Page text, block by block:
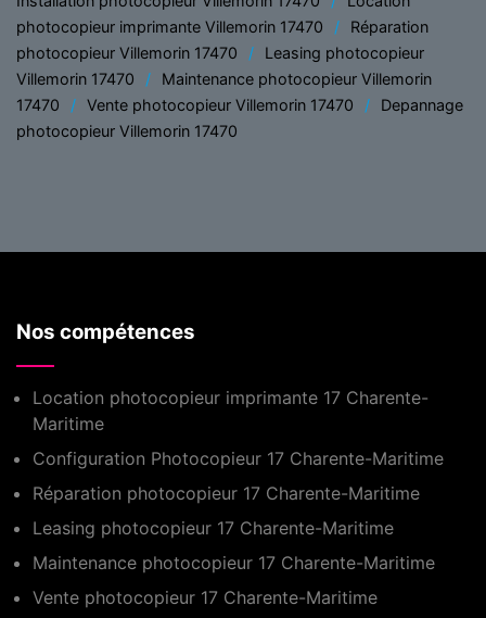
photocopieur imprimante Villemorin 17470
Réparation
photocopieur Villemorin 17470
Leasing photocopieur
Villemorin 17470
Maintenance photocopieur Villemorin
17470
Vente photocopieur Villemorin 17470
Depannage
photocopieur Villemorin 17470
Nos compétences
Location photocopieur imprimante 17 Charente-
Maritime
Configuration Photocopieur 17 Charente-Maritime
Réparation photocopieur 17 Charente-Maritime
Leasing photocopieur 17 Charente-Maritime
Maintenance photocopieur 17 Charente-Maritime
Vente photocopieur 17 Charente-Maritime